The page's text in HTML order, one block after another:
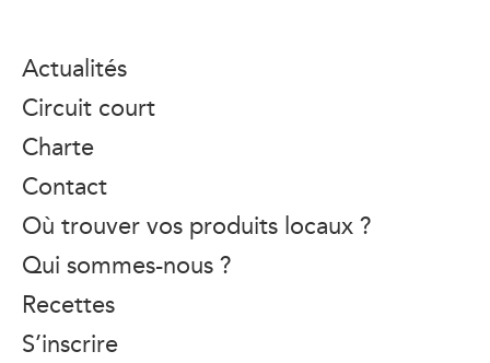
Actualités
Circuit court
Charte
Contact
Où trouver vos produits locaux ?
Qui sommes-nous ?
Recettes
S’inscrire